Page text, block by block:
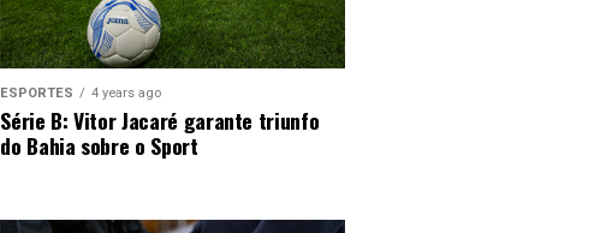
ESPORTES 4 years ago
Série B: Vitor Jacaré garante triunfo
do Bahia sobre o Sport